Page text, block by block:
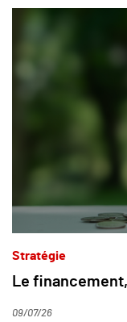
Stratégie
Le
09/07/26